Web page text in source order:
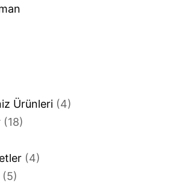
Ürünleri (4)
(18)
(4)
(5)